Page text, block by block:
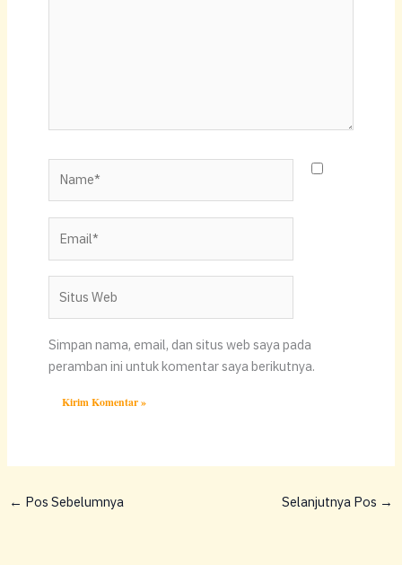
Web
Simpan nama, email, dan situs web saya pada
peramban ini untuk komentar saya berikutnya.
← Pos Sebelumnya Selanjutnya Pos →